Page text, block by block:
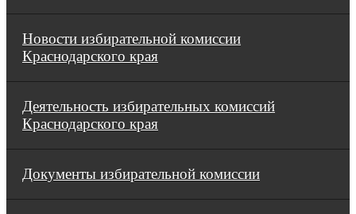
Новости избирательной комиссии
Краснодарского края
Деятельность избирательных комиссий
Краснодарского края
Документы избирательной комиссии